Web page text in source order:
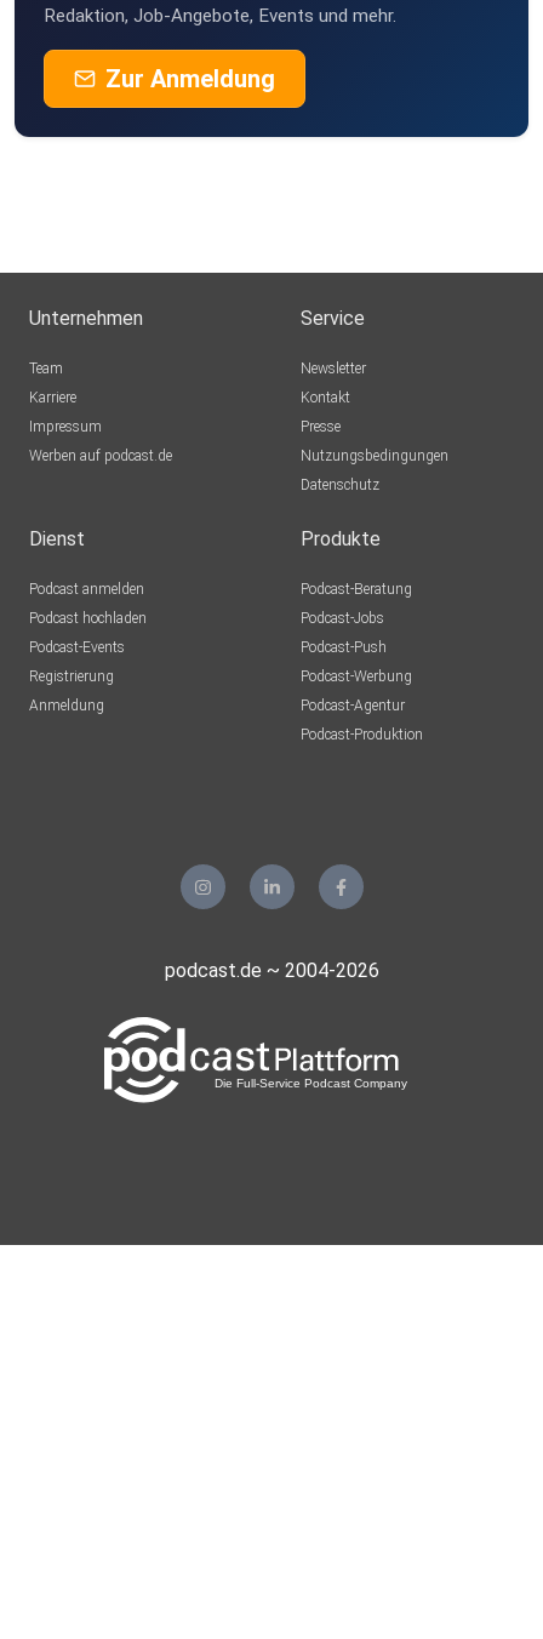
Redaktion, Job-Angebote, Events und mehr.
Zur Anmeldung
Unternehmen
Team
Karriere
Impressum
Werben auf podcast.de
Service
Newsletter
Kontakt
Presse
Nutzungsbedingungen
Datenschutz
Dienst
Podcast anmelden
Podcast hochladen
Podcast-Events
Registrierung
Anmeldung
Produkte
Podcast-Beratung
Podcast-Jobs
Podcast-Push
Podcast-Werbung
Podcast-Agentur
Podcast-Produktion
podcast.de ~ 2004-2026